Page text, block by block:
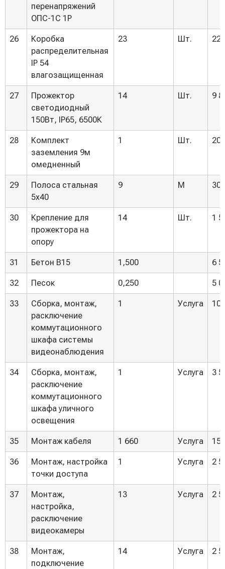
перенапряжений
ОПС-1С 1Р
26
Коробка
распределительная
IP 54
влагозащищенная
23 Шт.
27
Прожектор
светодиодный
150Вт, IP65, 6500К
14 Шт. 9
28
Комплект
заземления 9м
омедненный
1 Шт. 20
29
Полоса стальная
5х40
9 М
30
Крепление для
прожектора на
опору
14 Шт. 1
31 Бетон В15 1,500 6
32 Песок 0,250 5
33
Сборка, монтаж,
расключение
коммутационного
шкафа системы
видеонаблюдения
1 Услуга 10
34
Сборка, монтаж,
расключение
коммутационного
шкафа уличного
освещения
1 Услуга 3
35 Монтаж кабеля 1 660 Услуга
36
Монтаж, настройка
точки доступа
1 Услуга 2
37
Монтаж,
настройка,
расключение
видеокамеры
13 Услуга 2
38
Монтаж,
подключение
14 Услуга 2